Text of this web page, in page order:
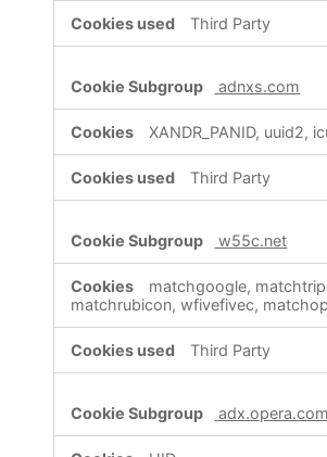
Third Party
adnxs.com
XANDR_PANID, uuid2,
Third Party
w55c.net
matchgoogle,
matchrubicon, wfivefivec,
Third Party
adx.opera.com